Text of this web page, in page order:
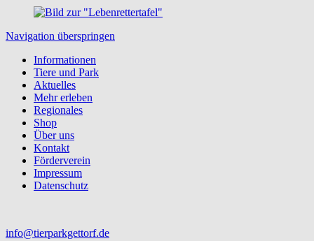
Navigation überspringen
Informationen
Tiere und Park
Aktuelles
Mehr erleben
Regionales
Shop
Über uns
Kontakt
Förderverein
Impressum
Datenschutz
info@tierparkgettorf.de